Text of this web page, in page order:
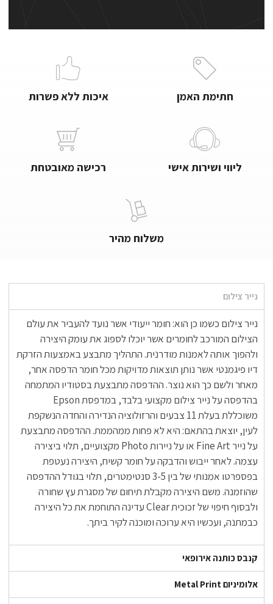
חתימת האמן איכות ללא פשרות
ליווי ושירות אישי רכישה מאובטחת
משלוח מהיר
נייר צילום
נייר צילום כשמו כן הוא: חומר ייעודי אשר נועד להעביר את עולם
הצילום המורכב לחומרים אשר יוכלו לספוג את עומק היצירה
ולהפוך אותה לאמנות מודרנית. התהליך מתבצע באמצעות הזרקת
דיו פיגמנטי אשר נותן תוצאות מדויקות מכל חומר הדפסה אחר,
מאחר ולשם כך הוא נוצר. ההדפסה מתבצעת בסטודיו המתמחה
בהדפסה על נייר צילום מקצועי בלבד, במדפסת Epson
משוכללת בעלת 11 צבעים והרזולוציה הנדירה והחדה הנשקפת
לעין, יוצאת בהתאם: היא לא פחות ממהממת. ההדפסה מתבצעת
על נייר Fine Art או על ניירות Photo מקצועיים, תלוי ביצירה
עצמה. לאחר ייבוש והדבקה על חומר קשיח, היצירה נעטפת
בפספרטו אמנותי של בין 3-5 סנטימטרים, תלוי בגודל ההדפסה
שהוזמנה. משם היצירה מקבלת תיחום של מסגרת עץ שחורה
ולבסוף חיפוי של זכוכית Clear עדינה התוחמת את כל היצירה
כבמתנה, ועכשיו היא ערוכה ומוכנה לקיר ביתך.
קנבס כותנה אירופאי
אלומיניום Metal Print